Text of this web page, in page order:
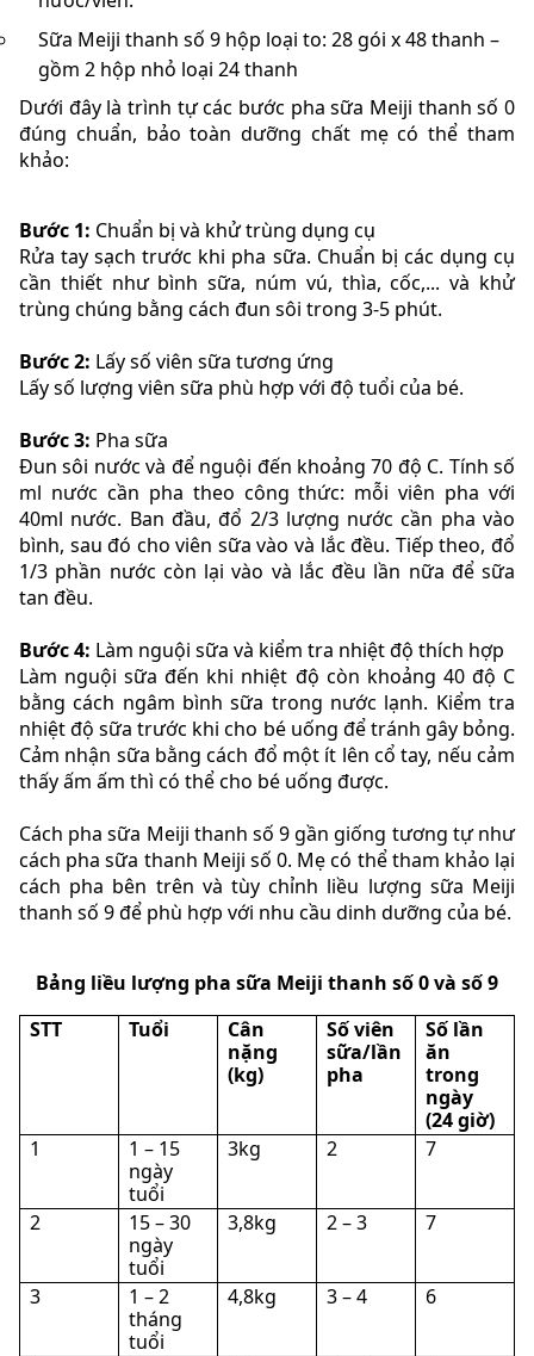
Sữa Meiji thanh số 9 hộp loại to: 28 gói x 48 thanh –
gồm 2 hộp nhỏ loại 24 thanh
Dưới đây là trình tự các bước pha sữa Meiji thanh số 0
đúng chuẩn, bảo toàn dưỡng chất mẹ có thể tham
khảo:
Bước 1: Chuẩn bị và khử trùng dụng cụ
Rửa tay sạch trước khi pha sữa. Chuẩn bị các dụng cụ
cần thiết như bình sữa, núm vú, thìa, cốc,... và khử
trùng chúng bằng cách đun sôi trong 3-5 phút.
Bước 2: Lấy số viên sữa tương ứng
Lấy số lượng viên sữa phù hợp với độ tuổi của bé.
Bước 3: Pha sữa
Đun sôi nước và để nguội đến khoảng 70 độ C. Tính số
ml nước cần pha theo công thức: mỗi viên pha với
40ml nước. Ban đầu, đổ 2/3 lượng nước cần pha vào
bình, sau đó cho viên sữa vào và lắc đều. Tiếp theo, đổ
1/3 phần nước còn lại vào và lắc đều lần nữa để sữa
tan đều.
Bước 4: Làm nguội sữa và kiểm tra nhiệt độ thích hợp
Làm nguội sữa đến khi nhiệt độ còn khoảng 40 độ C
bằng cách ngâm bình sữa trong nước lạnh. Kiểm tra
nhiệt độ sữa trước khi cho bé uống để tránh gây bỏng.
Cảm nhận sữa bằng cách đổ một ít lên cổ tay, nếu cảm
thấy ấm ấm thì có thể cho bé uống được.
Cách pha sữa Meiji thanh số 9 gần giống tương tự như
cách pha sữa thanh Meiji số 0. Mẹ có thể tham khảo lại
cách pha bên trên và tùy chỉnh liều lượng sữa Meiji
thanh số 9 để phù hợp với nhu cầu dinh dưỡng của bé.
Bảng liều lượng pha sữa Meiji thanh số 0 và số 9
STT
Tuổi
Cân
nặng
(kg)
Số viên
sữa/lần
pha
Số lần
ăn
trong
ngày
(24 giờ)
1
1 – 15
ngày
tuổi
3kg 2 7
2
15 – 30
ngày
tuổi
3,8kg 2 – 3 7
3
1 – 2
tháng
tuổi
4,8kg 3 – 4 6